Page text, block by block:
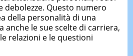
debolezze. Questo numero
della personalità di una
anche le sue scelte di carriera,
relazioni e le questioni